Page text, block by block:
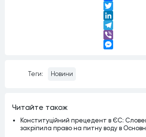
Facebook
Twitter
LinkedIn
Telegram
Viber
Теги: Новини
Читайте також
Конституційний прецедент в ЄС:
закріпила право на питну воду в